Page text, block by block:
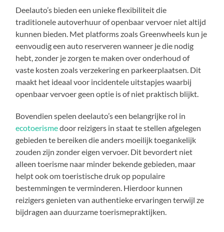
Deelauto’s bieden een unieke flexibiliteit die
traditionele autoverhuur of openbaar vervoer niet altijd
kunnen bieden. Met platforms zoals Greenwheels kun je
eenvoudig een auto reserveren wanneer je die nodig
hebt, zonder je zorgen te maken over onderhoud of
vaste kosten zoals verzekering en parkeerplaatsen. Dit
maakt het ideaal voor incidentele uitstapjes waarbij
openbaar vervoer geen optie is of niet praktisch blijkt.
Bovendien spelen deelauto’s een belangrijke rol in
ecotoerismedoor reizigers in staat te stellen afgelegen
gebieden te bereiken die anders moeilijk toegankelijk
zouden zijn zonder eigen vervoer. Dit bevordert niet
alleen toerisme naar minder bekende gebieden, maar
helpt ook om toeristische druk op populaire
bestemmingen te verminderen. Hierdoor kunnen
reizigers genieten van authentieke ervaringen terwijl ze
bijdragen aan duurzame toerismepraktijken.